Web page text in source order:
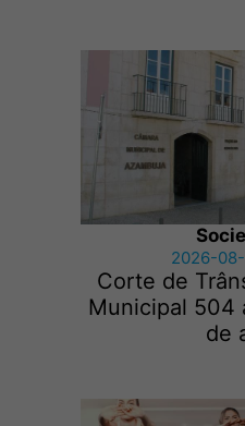
2026-
Corte de
Municipal 504
de